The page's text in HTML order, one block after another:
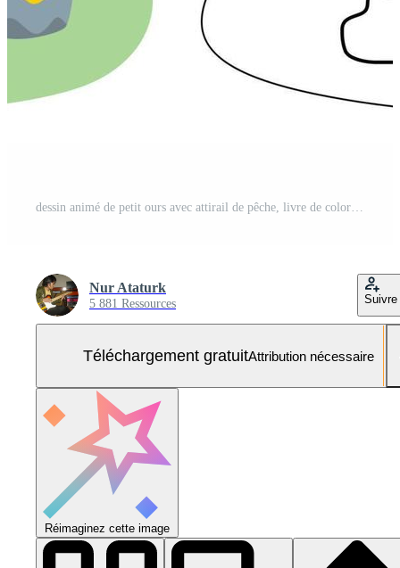
dessin animé de petit ours avec attirail de pêche, livre de coloriage ou page Vecteur Gratuit et SVG Gratuit
Nur Ataturk
5 881 Ressources Suivre
Téléchargement gratuitAttribution nécessaire
Réimaginez cette image